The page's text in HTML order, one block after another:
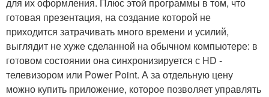
готовая презентация, на создание которой не
приходится затрачивать много времени и усилий,
выглядит не хуже сделанной на обычном компьютере: в
готовом состоянии она синхронизируется с HD -
телевизором или Power Point. А за отдельную цену
можно купить приложение, которое позволяет управлять